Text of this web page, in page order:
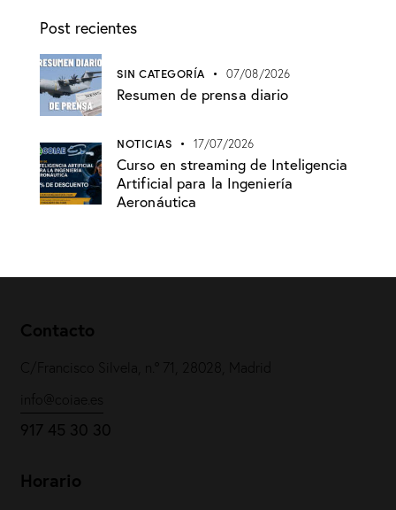
Post recientes
SIN CATEGORÍA 07/08/2026
Resumen de prensa diario
NOTICIAS 17/07/2026
Curso en streaming de Inteligencia
Artificial para la Ingeniería
Aeronáutica
Contacto
C/Francisco Silvela, n.º 71, 28028, Madrid
info@coiae.es
917 45 30 30
Horario